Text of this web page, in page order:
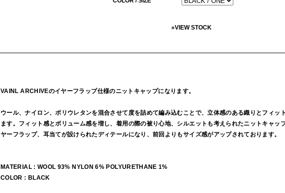
»VIEW STOCK
VAINL ARCHIVEのイヤーフラップ仕様のニットキャップになります。
ウール、ナイロン、ポリウレタンを混合させて度を詰めて編み込むことで、立体感のある織りとフィッ
ます。フィット感とボリューム感を増し、着用の際の被り心地、シルエットも考えられたニットキャッ
ヤーフラップ、耳当てが設けられたディテールになり、前回よりもサイズ感がアップされております。
MATERIAL : WOOL 93% NYLON 6% POLYURETHANE 1%
COLOR : BLACK